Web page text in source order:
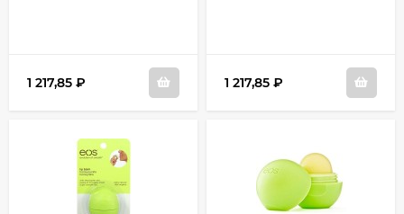
1 217,85 ₽ 1 217,85 ₽